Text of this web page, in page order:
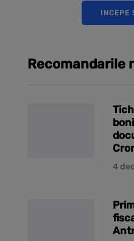
INCEPE
Recomandarile
4